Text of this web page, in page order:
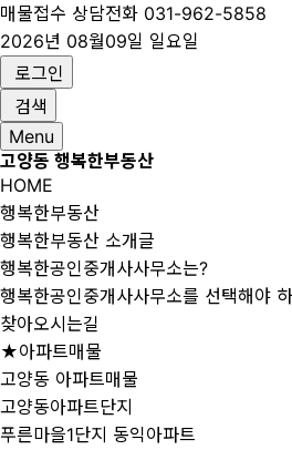
매물접수 상담전화 031-962-5858
2026년 08월09일 일요일
로그인
검색
Menu
고양동 행복한부동산
HOME
행복한부동산
행복한부동산 소개글
행복한공인중개사사무소는?
행복한공인중개사사무소를 선택해야
찾아오시는길
★아파트매물
고양동 아파트매물
고양동아파트단지
푸른마을1단지 동익아파트